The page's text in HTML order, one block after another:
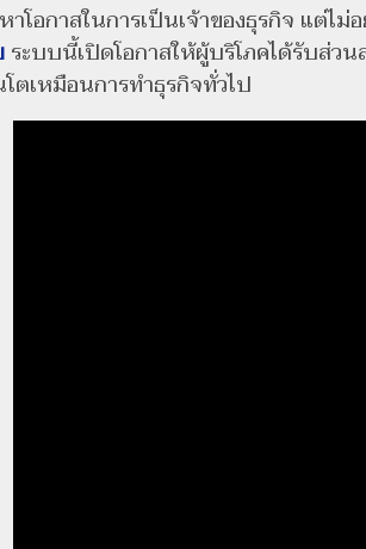
โอกาสในการเป็นเจ้าของธุรกิจ แต่ไ
ระบบนี้เปิดโอกาสให้ผู้บริโภคได้รับส่ว
ตเหมือนการทำธุรกิจทั่วไป